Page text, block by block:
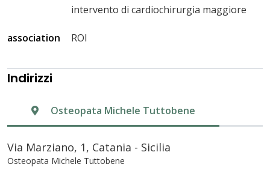
intervento di cardiochirurgia maggiore
association ROI
Indirizzi
Osteopata Michele Tuttobene
Via Marziano, 1, Catania - Sicilia
Osteopata Michele Tuttobene